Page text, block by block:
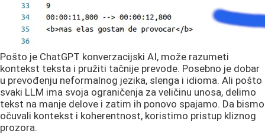
Pošto je ChatGPT konverzacijski AI, može razumeti
kontekst teksta i pružiti tačnije prevode. Posebno je dobar
u prevođenju neformalnog jezika, slenga i idioma. Ali pošto
svaki LLM ima svoja ograničenja za veličinu unosa, delimo
tekst na manje delove i zatim ih ponovo spajamo. Da bismo
očuvali kontekst i koherentnost, koristimo pristup kliznog
prozora.